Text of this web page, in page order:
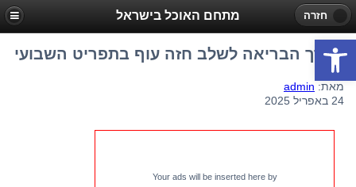
פתח סרגל נגישות
חזרה מתחם האוכל בישראל
הדרך הבריאה לשלב חזה עוף בתפריט השבועי
מאת: admin
24 באפריל 2025
Your ads will be inserted here by